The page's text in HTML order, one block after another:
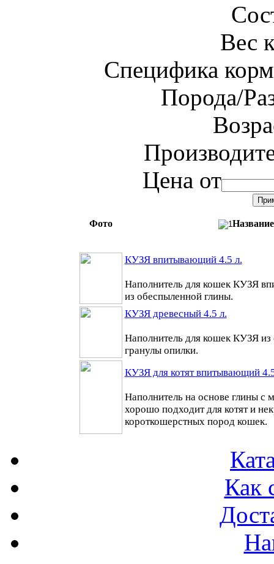
Вес
Специфика
Порода/
Цена от
Фото Название
КУЗЯ впитывающий 4.5 л.
Наполнитель для кошек КУЗЯ
из обеспыленной глины.
КУЗЯ древесный 4.5 л.
Наполнитель для кошек КУЗЯ из
гранулы опилки.
КУЗЯ для котят впитывающий
Наполнитель на основе глины с
хорошо подходит для котят и
короткошерстных пород кошек.
Как